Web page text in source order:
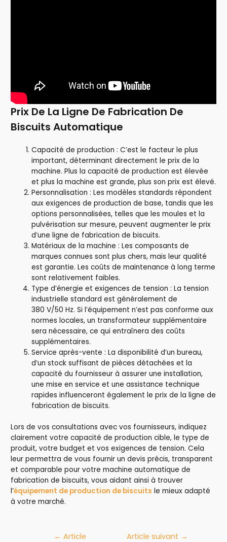
Prix De La Ligne De Fabrication De
Biscuits Automatique
Capacité de production : C’est le facteur le plus
important, déterminant directement le prix de la
machine. Plus la capacité de production est élevée
et plus la machine est grande, plus son prix est élevé.
Personnalisation : Les modèles standards répondent
aux exigences de production de base, tandis que les
options personnalisées, telles que les moules et la
pulvérisation sur mesure, peuvent augmenter le prix
d’une ligne de fabrication de biscuits.
Matériaux de la machine : Les composants de
marques connues sont plus chers, mais leur qualité
est garantie. Les coûts de maintenance à long terme
sont relativement faibles.
Type d’énergie et exigences de tension : La tension
industrielle standard est généralement de
380 V/50 Hz. Si l’équipement n’est pas conforme aux
normes locales, un transformateur supplémentaire
sera nécessaire, ce qui entraînera des coûts
supplémentaires.
Service après-vente : La disponibilité d’un bureau,
d’un stock suffisant de pièces détachées et la
capacité du fournisseur à assurer une installation,
une mise en service et une assistance technique
rapides influenceront également le prix de la ligne de
fabrication de biscuits.
Lors de vos consultations avec vos fournisseurs, indiquez
clairement votre capacité de production cible, le type de
produit, votre budget et vos exigences de tension. Cela
leur permettra de vous fournir un devis précis, transparent
et comparable pour votre machine automatique de
fabrication de biscuits, vous aidant ainsi à trouver
l’équipement de production de biscuits le mieux adapté
à votre marché.
← Article
Article suivant →